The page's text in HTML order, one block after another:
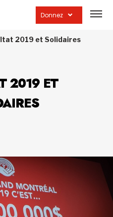
Donnez
la
2019 et Solidaires
2019 ET